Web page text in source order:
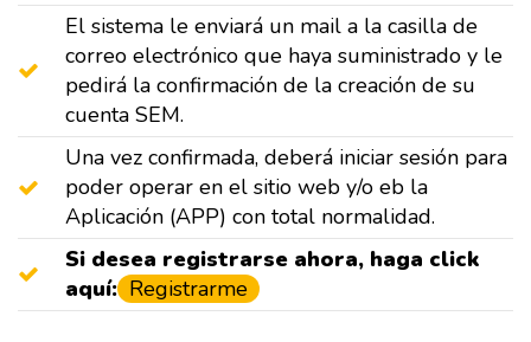
El sistema le enviará un mail a la casilla de
correo electrónico que haya suministrado y le
pedirá la confirmación de la creación de su
cuenta SEM.
Una vez confirmada, deberá iniciar sesión para
poder operar en el sitio web y/o eb la
Aplicación (APP) con total normalidad.
Si desea registrarse ahora, haga click
aquí: Registrarme